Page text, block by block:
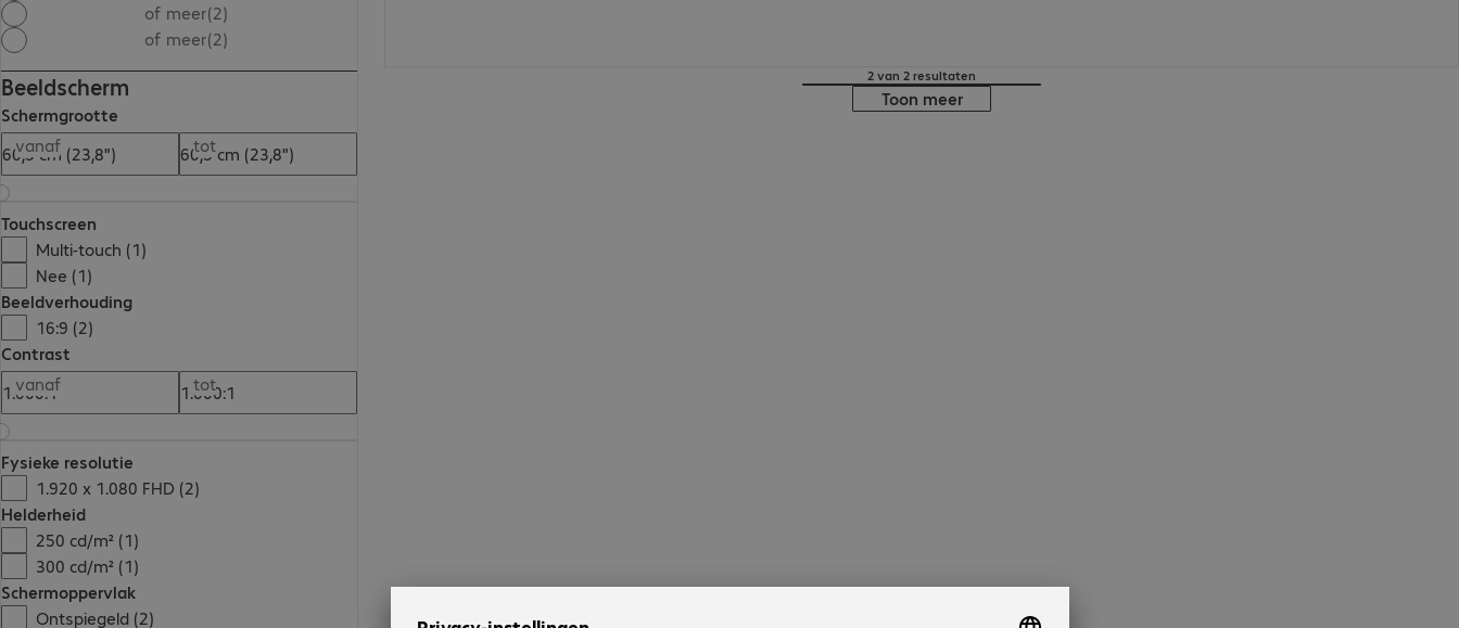
of meer(2)
of meer(2)
Beeldscherm
Schermgrootte
vanaf
tot
Touchscreen
Multi-touch (1)
Nee (1)
Beeldverhouding
16:9 (2)
Contrast
vanaf
tot
Fysieke resolutie
1.920 x 1.080 FHD (2)
Helderheid
250 cd/m² (1)
300 cd/m² (1)
Schermoppervlak
Ontspiegeld (2)
2 van 2 resultaten
Toon meer